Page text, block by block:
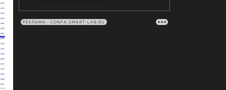
РЕКЛАМА • CONFA.SMART-LAB.RU